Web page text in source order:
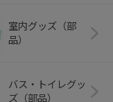
室内グッズ（部
品）
バス・トイレグッ
ズ（部品）